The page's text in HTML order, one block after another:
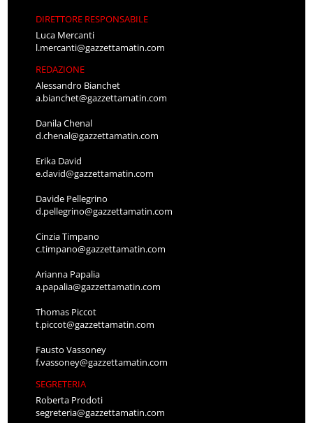
DIRETTORE RESPONSABILE
Luca Mercanti
l.mercanti@gazzettamatin.com
REDAZIONE
Alessandro Bianchet
a.bianchet@gazzettamatin.com
Danila Chenal
d.chenal@gazzettamatin.com
Erika David
e.david@gazzettamatin.com
Davide Pellegrino
d.pellegrino@gazzettamatin.com
Cinzia Timpano
c.timpano@gazzettamatin.com
Arianna Papalia
a.papalia@gazzettamatin.com
Thomas Piccot
t.piccot@gazzettamatin.com
Fausto Vassoney
f.vassoney@gazzettamatin.com
SEGRETERIA
Roberta Prodoti
segreteria@gazzettamatin.com